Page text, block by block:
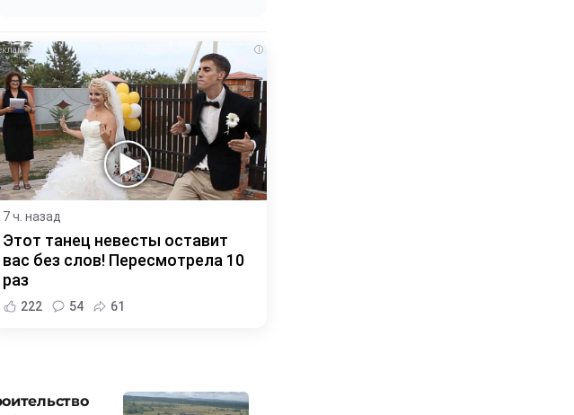
i
7 ч. назад
Этот танец невесты оставит
вас без слов! Пересмотрела 10
раз
222 54 61